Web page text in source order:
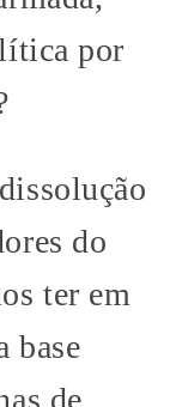
por
do
ter em
base
de